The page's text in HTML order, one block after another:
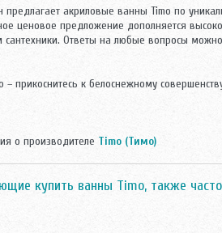
предлагает акриловые ванны Timo по
ценовое предложение дополняется
сантехники. Ответы на любые вопросы
прикоснитесь к белоснежному
о производителе Timo (Тимо)
купить ванны Timo, также